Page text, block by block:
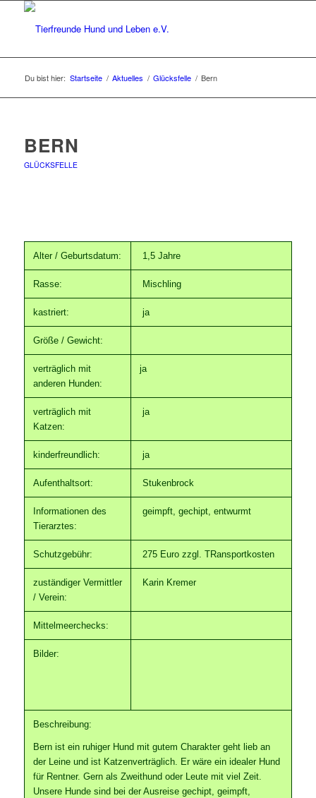
Du bist hier: Startseite / Aktuelles / Glücksfelle / Bern
BERN
GLÜCKSFELLE
Alter / Geburtsdatum: 1,5 Jahre
Rasse: Mischling
kastriert: ja
Größe / Gewicht:
verträglich mit
anderen Hunden:
ja
verträglich mit
Katzen:
ja
kinderfreundlich: ja
Aufenthaltsort: Stukenbrock
Informationen des
Tierarztes:
geimpft, gechipt, entwurmt
Schutzgebühr: 275 Euro zzgl. TRansportkosten
zuständiger Vermittler
/ Verein:
Karin Kremer
Mittelmeerchecks:
Bilder:
Beschreibung:
Bern ist ein ruhiger Hund mit gutem Charakter geht lieb an
der Leine und ist Katzenverträglich. Er wäre ein idealer Hund
für Rentner. Gern als Zweithund oder Leute mit viel Zeit.
Unsere Hunde sind bei der Ausreise gechipt, geimpft,